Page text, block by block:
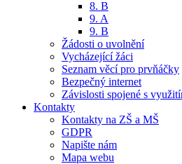
8. B
9. A
9. B
Žádosti o uvolnění
Vycházející žáci
Seznam věcí pro prvňáčky
Bezpečný internet
Závislosti spojené s
Kontakty
Kontakty na ZŠ a MŠ
GDPR
Napište nám
Mapa webu